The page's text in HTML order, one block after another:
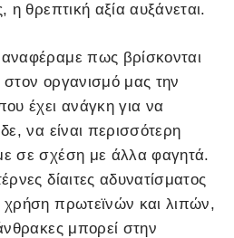
η θρεπτική αξία αυξάνεται.
πως βρίσκονται
οργανισμό μας την
έχει ανάγκη για να
να είναι περισσότερη
σε σχέση με άλλα φαγητά.
δίαιτες αδυνατίσματος
χρήση πρωτεϊνών και λιπών,
μπορεί στην